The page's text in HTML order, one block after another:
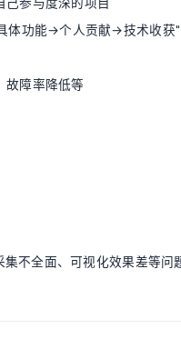
功能→个人贡献→技术收获"
故障率降低等
不全面、可视化效果差等问